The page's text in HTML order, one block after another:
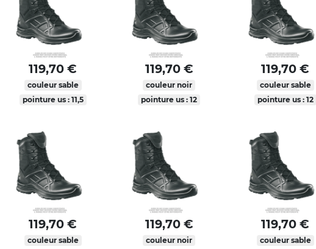
119,70 €
couleur sable
pointure us : 11,5
119,70 €
couleur noir
pointure us : 12
119,70 €
couleur sable
pointure us : 12
119,70 €
couleur sable
119,70 €
couleur noir
119,70 €
couleur sable